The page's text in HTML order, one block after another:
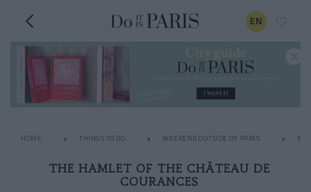
EN
HOME THINGS TO DO WEEKEND OUTSIDE OF PARIS
THE HAMLET OF THE CHÂTEAU DE
COURANCES